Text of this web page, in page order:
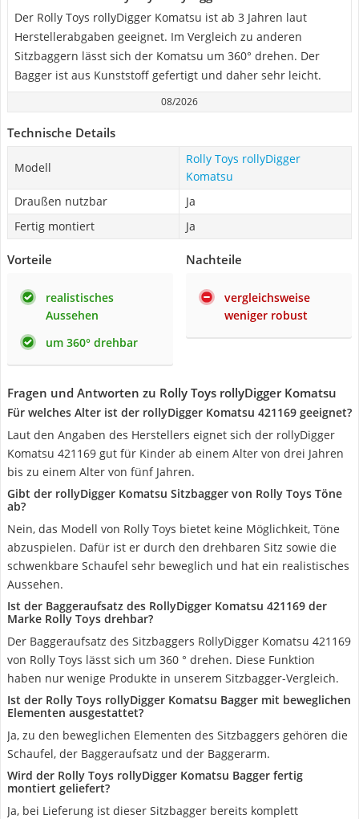
Der Rolly Toys rollyDigger Komatsu ist ab 3 Jahren laut
Herstellerabgaben geeignet. Im Vergleich zu anderen
Sitzbaggern lässt sich der Komatsu um 360° drehen. Der
Bagger ist aus Kunststoff gefertigt und daher sehr leicht.
08/2026
Technische Details
Modell
Rolly Toys rollyDigger
Komatsu
Draußen nutzbar
Ja
Fertig montiert
Ja
Vorteile
realistisches
Aussehen
um 360° drehbar
Nachteile
vergleichsweise
weniger robust
Fragen und Antworten zu Rolly Toys rollyDigger Komatsu
Für welches Alter ist der rollyDigger Komatsu 421169 geeignet?
Laut den Angaben des Herstellers eignet sich der rollyDigger
Komatsu 421169 gut für Kinder ab einem Alter von drei Jahren
bis zu einem Alter von fünf Jahren.
Gibt der rollyDigger Komatsu Sitzbagger von Rolly Toys Töne
ab?
Nein, das Modell von Rolly Toys bietet keine Möglichkeit, Töne
abzuspielen. Dafür ist er durch den drehbaren Sitz sowie die
schwenkbare Schaufel sehr beweglich und hat ein realistisches
Aussehen.
Ist der Baggeraufsatz des RollyDigger Komatsu 421169 der
Marke Rolly Toys drehbar?
Der Baggeraufsatz des Sitzbaggers RollyDigger Komatsu 421169
von Rolly Toys lässt sich um 360 ° drehen. Diese Funktion
haben nur wenige Produkte in unserem Sitzbagger-Vergleich.
Ist der Rolly Toys rollyDigger Komatsu Bagger mit beweglichen
Elementen ausgestattet?
Ja, zu den beweglichen Elementen des Sitzbaggers gehören die
Schaufel, der Baggeraufsatz und der Baggerarm.
Wird der Rolly Toys rollyDigger Komatsu Bagger fertig
montiert geliefert?
Ja, bei Lieferung ist dieser Sitzbagger bereits komplett